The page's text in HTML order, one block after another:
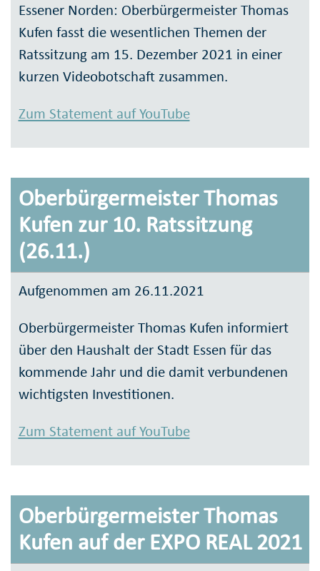
Essener Norden: Oberbürgermeister Thomas
Kufen fasst die wesentlichen Themen der
Ratssitzung am 15. Dezember 2021 in einer
kurzen Videobotschaft zusammen.
Zum Statement auf YouTube
Oberbürgermeister Thomas
Kufen zur 10. Ratssitzung
(26.11.)
Aufgenommen am 26.11.2021
Oberbürgermeister Thomas Kufen informiert
über den Haushalt der Stadt Essen für das
kommende Jahr und die damit verbundenen
wichtigsten Investitionen.
Zum Statement auf YouTube
Oberbürgermeister Thomas
Kufen auf der EXPO REAL 2021